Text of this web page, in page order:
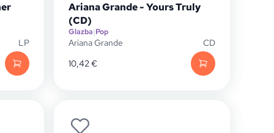
LP
Ariana Grande - Yours Truly
(CD)
Glazba|Pop
Ariana Grande
CD
10,42€